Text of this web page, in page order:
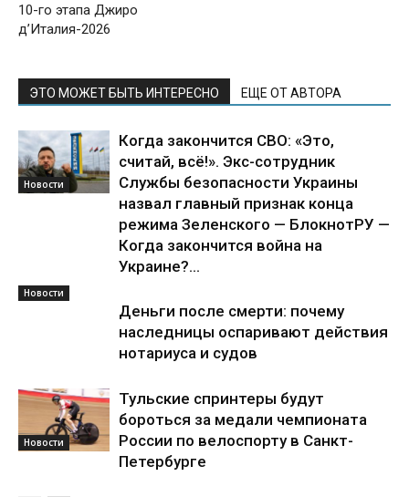
10-го этапа Джиро
д’Италия-2026
ЭТО МОЖЕТ БЫТЬ ИНТЕРЕСНО ЕЩЕ ОТ АВТОРА
Новости
Когда закончится СВО: «Это,
считай, всё!». Экс-сотрудник
Службы безопасности Украины
назвал главный признак конца
режима Зеленского — БлокнотРУ —
Когда закончится война на
Украине?...
Новости
Деньги после смерти: почему
наследницы оспаривают действия
нотариуса и судов
Новости
Тульские спринтеры будут
бороться за медали чемпионата
России по велоспорту в Санкт-
Петербурге